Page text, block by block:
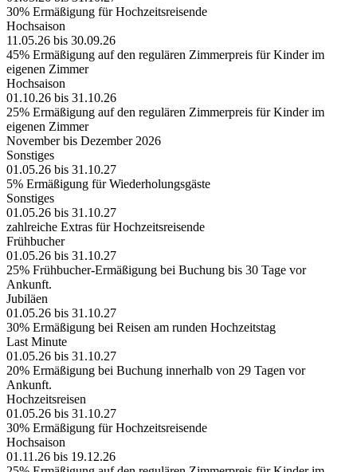
30% Ermäßigung für Hochzeitsreisende
Hochsaison
11.05.26 bis 30.09.26
45% Ermäßigung auf den regulären Zimmerpreis für Kinder im
eigenen Zimmer
Hochsaison
01.10.26 bis 31.10.26
25% Ermäßigung auf den regulären Zimmerpreis für Kinder im
eigenen Zimmer
November bis Dezember 2026
Sonstiges
01.05.26 bis 31.10.27
5% Ermäßigung für Wiederholungsgäste
Sonstiges
01.05.26 bis 31.10.27
zahlreiche Extras für Hochzeitsreisende
Frühbucher
01.05.26 bis 31.10.27
25% Frühbucher-Ermäßigung bei Buchung bis 30 Tage vor
Ankunft.
Jubiläen
01.05.26 bis 31.10.27
30% Ermäßigung bei Reisen am runden Hochzeitstag
Last Minute
01.05.26 bis 31.10.27
20% Ermäßigung bei Buchung innerhalb von 29 Tagen vor
Ankunft.
Hochzeitsreisen
01.05.26 bis 31.10.27
30% Ermäßigung für Hochzeitsreisende
Hochsaison
01.11.26 bis 19.12.26